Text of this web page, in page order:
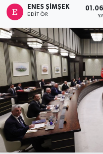
ENES ŞIMŞEK
EDITÖR